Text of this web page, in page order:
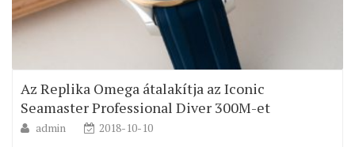
Az Replika Omega átalakítja az Iconic
Seamaster Professional Diver 300M-et
admin
2018-10-10